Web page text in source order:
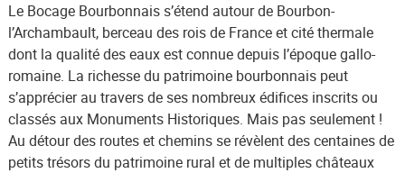
Le Bocage Bourbonnais s’étend autour de Bourbon-
l’Archambault, berceau des rois de France et cité thermale
dont la qualité des eaux est connue depuis l’époque gallo-
romaine. La richesse du patrimoine bourbonnais peut
s’apprécier au travers de ses nombreux édifices inscrits ou
classés aux Monuments Historiques. Mais pas seulement !
Au détour des routes et chemins se révèlent des centaines de
petits trésors du patrimoine rural et de multiples châteaux